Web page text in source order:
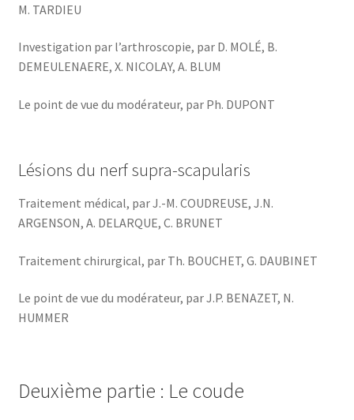
M. TARDIEU
Investigation par l’arthroscopie, par D. MOLÉ, B.
DEMEULENAERE, X. NICOLAY, A. BLUM
Le point de vue du modérateur, par Ph. DUPONT
Lésions du nerf supra-scapularis
Traitement médical, par J.-M. COUDREUSE, J.N.
ARGENSON, A. DELARQUE, C. BRUNET
Traitement chirurgical, par Th. BOUCHET, G. DAUBINET
Le point de vue du modérateur, par J.P. BENAZET, N.
HUMMER
Deuxième partie : Le coude